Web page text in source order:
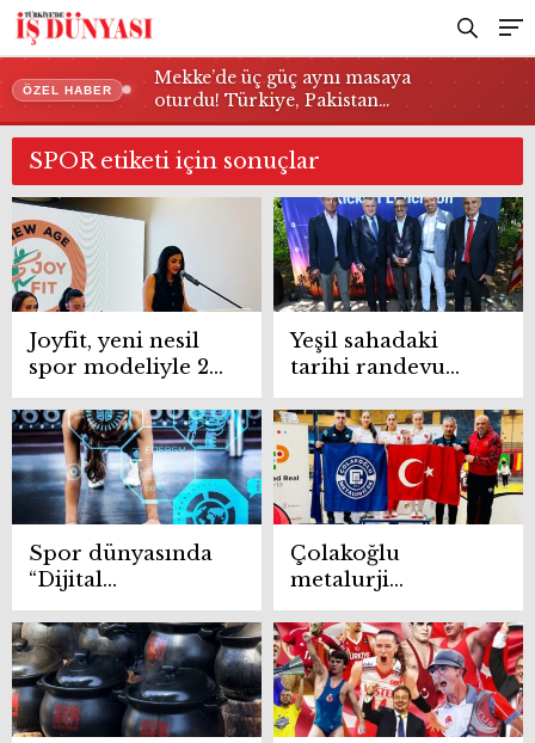
ÖZEL HABER
Mekke’de üç güç aynı masaya
oturdu! Türkiye, Pakistan…
SPOR etiketi için sonuçlar
Joyfit, yeni nesil
spor modeliyle 20
şubeye
hazırlanıyor
Yeşil sahadaki
tarihi randevu
öncesinde
okyanus ötesinde
dev buluşma
Spor dünyasında
“Dijital
antrenman”
devrimi
Çolakoğlu
metalurji
sporcularından
İspanya’da büyük
başarı